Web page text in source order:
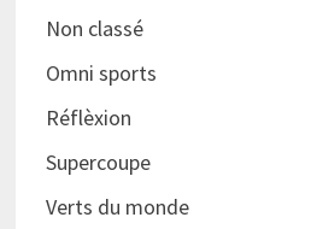
Non classé
Omni sports
Réflèxion
Supercoupe
Verts du monde